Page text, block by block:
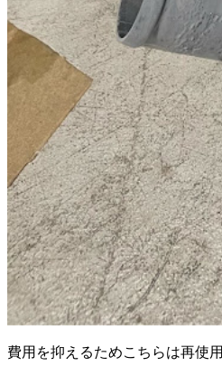
費用を抑えるためこちらは再使用